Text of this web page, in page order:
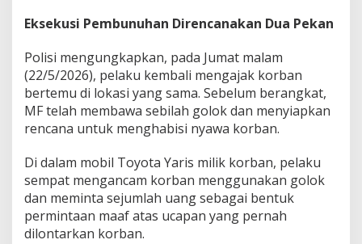
Eksekusi Pembunuhan Direncanakan Dua Pekan
Polisi mengungkapkan, pada Jumat malam
(22/5/2026), pelaku kembali mengajak korban
bertemu di lokasi yang sama. Sebelum berangkat,
MF telah membawa sebilah golok dan menyiapkan
rencana untuk menghabisi nyawa korban.
Di dalam mobil Toyota Yaris milik korban, pelaku
sempat mengancam korban menggunakan golok
dan meminta sejumlah uang sebagai bentuk
permintaan maaf atas ucapan yang pernah
dilontarkan korban.